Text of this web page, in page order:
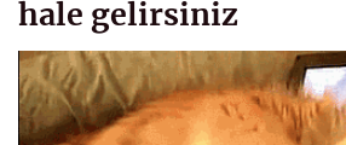
hale gelirsiniz